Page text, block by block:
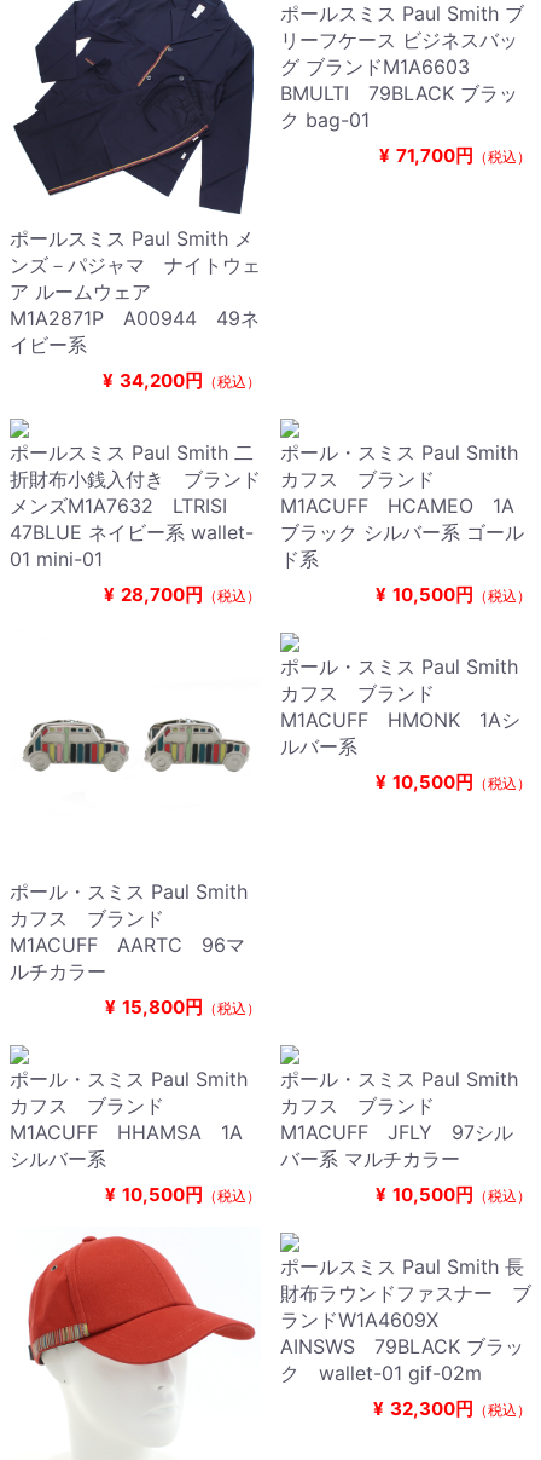
ポールスミス Paul Smith メ
ンズ－パジャマ ナイトウェ
ア ルームウェア
M1A2871P A00944 49ネ
イビー系
¥ 34,200円 （税込）
ポールスミス Paul Smith ブ
リーフケース ビジネスバッ
グ ブランドM1A6603
BMULTI 79BLACK ブラッ
ク bag-01
¥ 71,700円 （税込）
ポールスミス Paul Smith 二
折財布小銭入付き ブランド
メンズM1A7632 LTRISI
47BLUE ネイビー系 wallet-
01 mini-01
¥ 28,700円 （税込）
ポール・スミス Paul Smith
カフス ブランド
M1ACUFF HCAMEO 1A
ブラック シルバー系 ゴール
ド系
¥ 10,500円 （税込）
ポール・スミス Paul Smith
カフス ブランド
M1ACUFF AARTC 96マ
ルチカラー
¥ 15,800円 （税込）
ポール・スミス Paul Smith
カフス ブランド
M1ACUFF HMONK 1Aシ
ルバー系
¥ 10,500円 （税込）
ポール・スミス Paul Smith
カフス ブランド
M1ACUFF HHAMSA 1A
シルバー系
¥ 10,500円 （税込）
ポール・スミス Paul Smith
カフス ブランド
M1ACUFF JFLY 97シル
バー系 マルチカラー
¥ 10,500円 （税込）
ポールスミス Paul Smith 長
財布ラウンドファスナー ブ
ランドW1A4609X
AINSWS 79BLACK ブラッ
ク wallet-01 gif-02m
¥ 32,300円 （税込）